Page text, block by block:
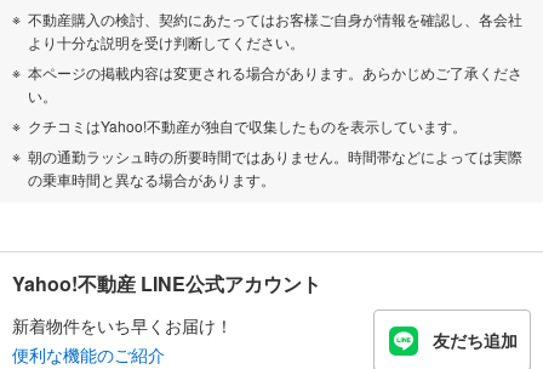
不動産購入の検討、契約にあたってはお客様ご自身が情報を確認し、各会社
より十分な説明を受け判断してください。
本ページの掲載内容は変更される場合があります。あらかじめご了承くださ
い。
クチコミはYahoo!不動産が独自で収集したものを表示しています。
朝の通勤ラッシュ時の所要時間ではありません。時間帯などによっては実際
の乗車時間と異なる場合があります。
Yahoo!不動産 LINE公式アカウント
新着物件をいち早くお届け！
便利な機能のご紹介
友だち追加